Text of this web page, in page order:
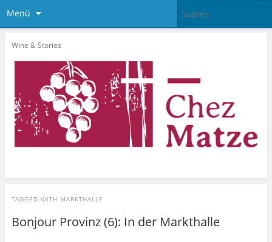
Menü
Wine & Stories
TAGGED WITH MARKTHALLE
Bonjour Provinz (6): In der Markthalle